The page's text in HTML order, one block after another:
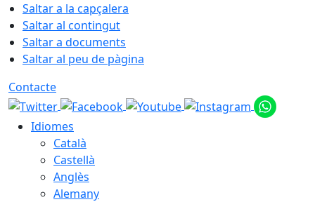
Saltar a la capçalera
Saltar al contingut
Saltar a documents
Saltar al peu de pàgina
Contacte
Idiomes
Català
Castellà
Anglès
Alemany